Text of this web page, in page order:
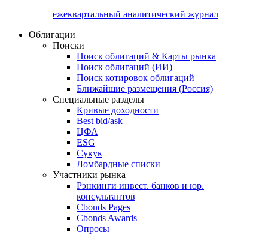
ежеквартальный аналитический журнал
Облигации
Поиски
Поиск облигаций & Карты рынка
Поиск облигаций (ИИ)
Поиск котировок облигаций
Ближайшие размещения (Россия)
Специальные разделы
Кривые доходности
Best bid/ask
ЦФА
ESG
Сукук
Ломбардные списки
Участники рынка
Рэнкинги инвест. банков и юр.
консультантов
Cbonds Pages
Cbonds Awards
Опросы